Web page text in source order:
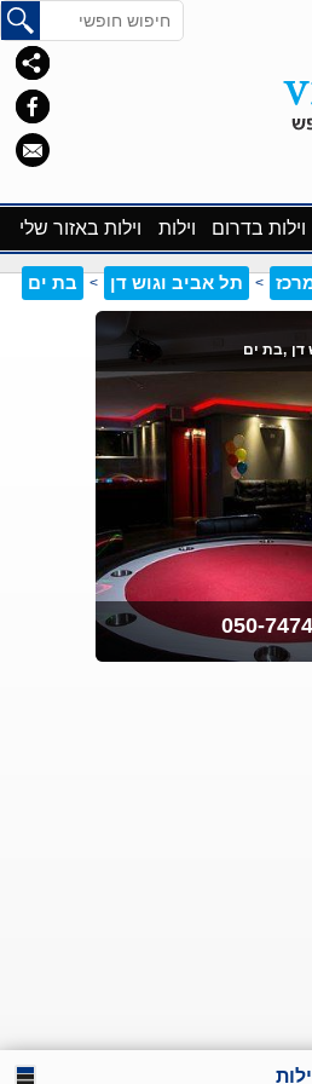
וילות בדרום וילות וילות באזור שלי
> תל אביב וגוש דן > בת ים
050-
דן ,בת ים